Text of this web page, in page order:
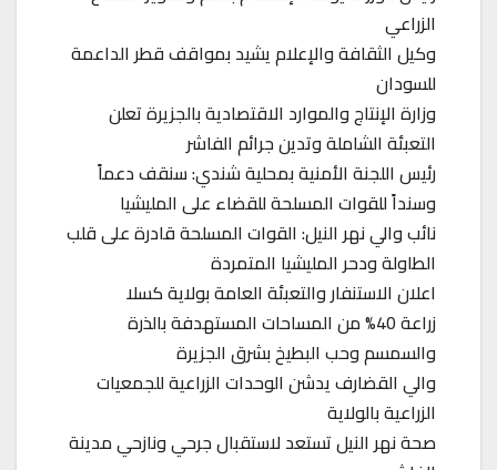
الزراعي
وكيل الثقافة والإعلام يشيد بمواقف قطر الداعمة
للسودان
وزارة الإنتاج والموارد الاقتصادية بالجزيرة تعلن
التعبئة الشاملة وتدين جرائم الفاشر
رئيس اللجنة الأمنية بمحلية شندي: سنقف دعماً
وسنداً للقوات المسلحة للقضاء على المليشيا
نائب والي نهر النيل: القوات المسلحة قادرة على قلب
الطاولة ودحر المليشيا المتمردة
اعلان الاستنفار والتعبئة العامة بولاية كسلا
زراعة 40% من المساحات المستهدفة بالذرة
والسمسم وحب البطيخ بشرق الجزيرة
والي القضارف يدشن الوحدات الزراعية للجمعيات
الزراعية بالولاية
صحة نهر النيل تستعد لاستقبال جرحي ونازحي مدينة